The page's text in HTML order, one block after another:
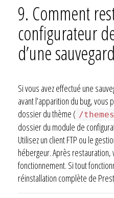
9. Comment
configurateur
d’une
Si vous avez effectué une
avant l’apparition du bug,
dossier du thème ( /
dossier du module de
Utilisez un client FTP ou le
hébergeur. Après restauration,
fonctionnement. Si tout
réinstallation complète de